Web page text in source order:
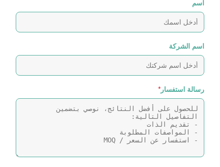
اسم
اسم الشركة
رسالة استفسار *